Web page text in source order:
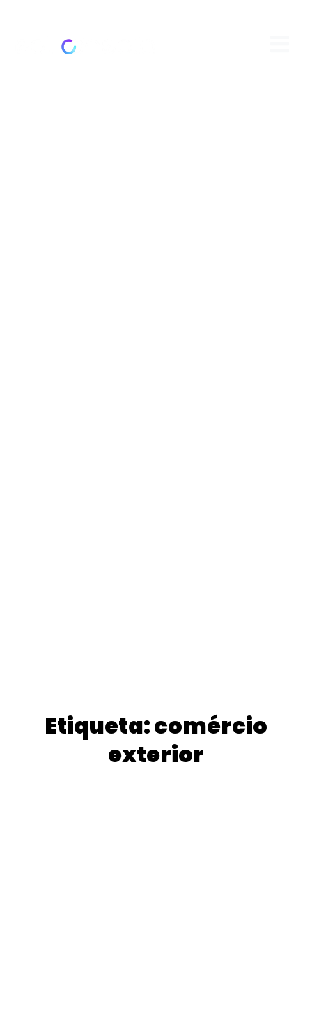
Etiqueta: comércio
exterior